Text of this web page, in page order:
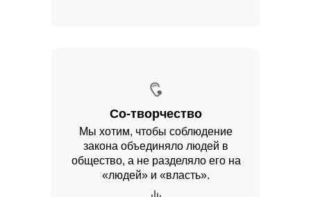
Мы хотим, чтобы соблюдение
закона объединяло людей в
общество, а не разделяло его на
«людей» и «власть».
Со-творчество